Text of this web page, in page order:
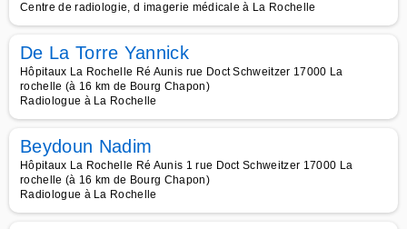
Centre de radiologie, d imagerie médicale à La Rochelle
De La Torre Yannick
Hôpitaux La Rochelle Ré Aunis rue Doct Schweitzer 17000 La
rochelle (à 16 km de Bourg Chapon)
Radiologue à La Rochelle
Beydoun Nadim
Hôpitaux La Rochelle Ré Aunis 1 rue Doct Schweitzer 17000 La
rochelle (à 16 km de Bourg Chapon)
Radiologue à La Rochelle